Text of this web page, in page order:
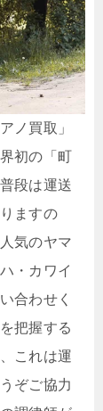
ノ買取」
初の「町
段は運送
ますの
気のヤマ
・カワイ
合わせく
把握する
これは運
ぞご協力